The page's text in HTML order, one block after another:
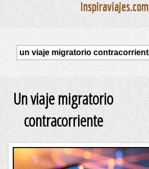
Inspiraviajes.com
Un viaje migratorio
contracorriente